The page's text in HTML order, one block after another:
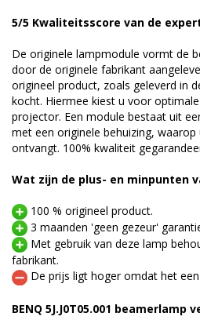
5/5 Kwaliteitsscore van de
De originele lampmodule vormt de
door de originele fabrikant
origineel product, zoals geleverd in
kocht. Hiermee kiest u voor
projector. Een module bestaat uit
met een originele behuizing,
ontvangt. 100% kwaliteit
Wat zijn de plus- en minpunten
100 % origineel product.
3 maanden 'geen gezeur'
Met gebruik van deze lamp
fabrikant.
De prijs ligt hoger omdat het
BENQ 5J.J0T05.001 beamerlamp